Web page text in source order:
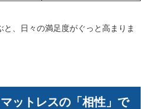
、日々の満足度がぐっと高まりま
ットレスの「相性」で